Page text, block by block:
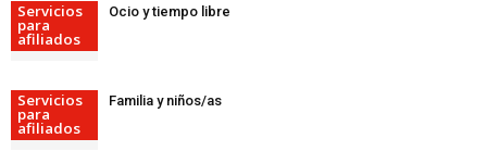
Servicios
para
afiliados
Ocio y tiempo libre
Servicios
para
afiliados
Familia y niños/as